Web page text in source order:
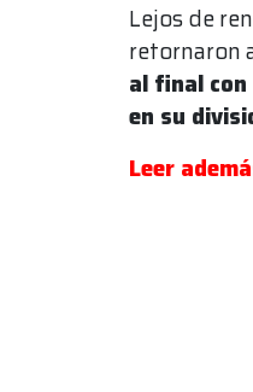
Lejos de
retornaron
al final
en su
Leer